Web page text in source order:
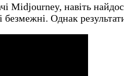
навіть
Однак